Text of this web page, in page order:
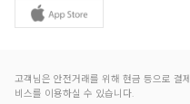
고객님은 안전거래를 위해 현금 등으로 결
비스를 이용하실 수 있습니다.